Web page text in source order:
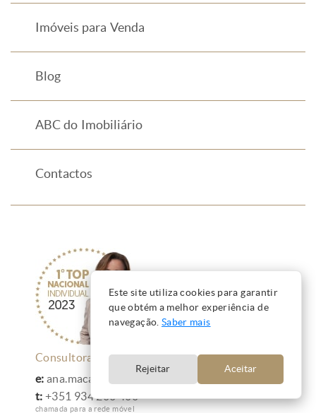
Imóveis para Venda
Blog
ABC do Imobiliário
Contactos
Consultora Imobiliária - Keller Williams
e: ana.macao@kwportugal.pt
t: +351 934 200 400
chamada para a rede móvel
Este site utiliza cookies para garantir
que obtém a melhor experiência de
navegação. Saber mais
Rejeitar Aceitar